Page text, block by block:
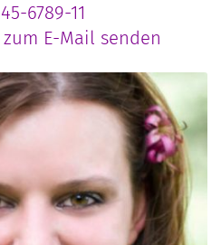
6789-11
E-Mail senden